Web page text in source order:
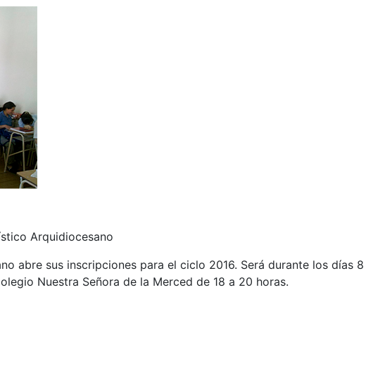
Arquidiocesano
abre sus inscripciones para el ciclo 2016. Será durante los días 8
Nuestra Señora de la Merced de 18 a 20 horas.